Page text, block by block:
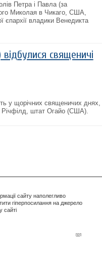
Петра і Павла (за
Миколая в Чикаго, США,
єпархії владики Венедикта
священичі
у щорічних священичих днях,
Річфілд, штат Огайо (США).
сайту наполегливо
гіперпосилання на джерело
сайті